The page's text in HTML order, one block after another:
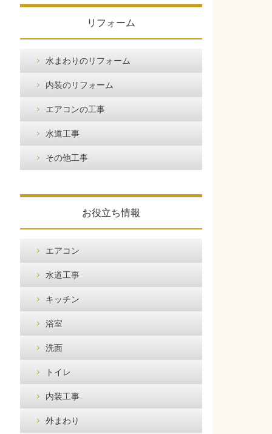
リフォーム
水まわりのリフォーム
内装のリフォーム
エアコンの工事
水道工事
その他工事
お役立ち情報
エアコン
水道工事
キッチン
浴室
洗面
トイレ
内装工事
外まわり